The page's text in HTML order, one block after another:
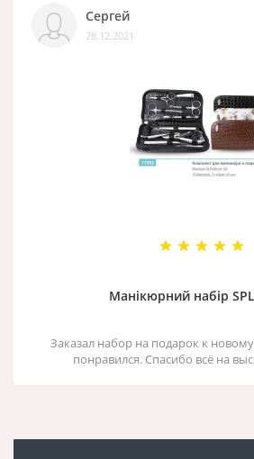
Сергей
28.12.2021
Манікюрний набір
Заказал набор на подарок к
понравился. Спасибо всё на